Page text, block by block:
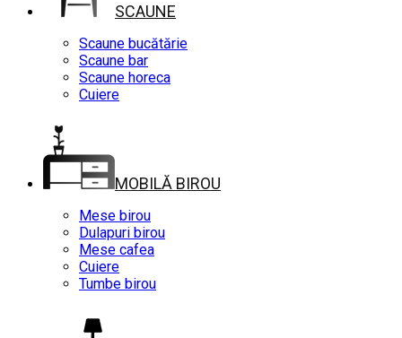
SCAUNE
Scaune bucătărie
Scaune bar
Scaune horeca
Cuiere
MOBILĂ BIROU
Mese birou
Dulapuri birou
Mese cafea
Cuiere
Tumbe birou